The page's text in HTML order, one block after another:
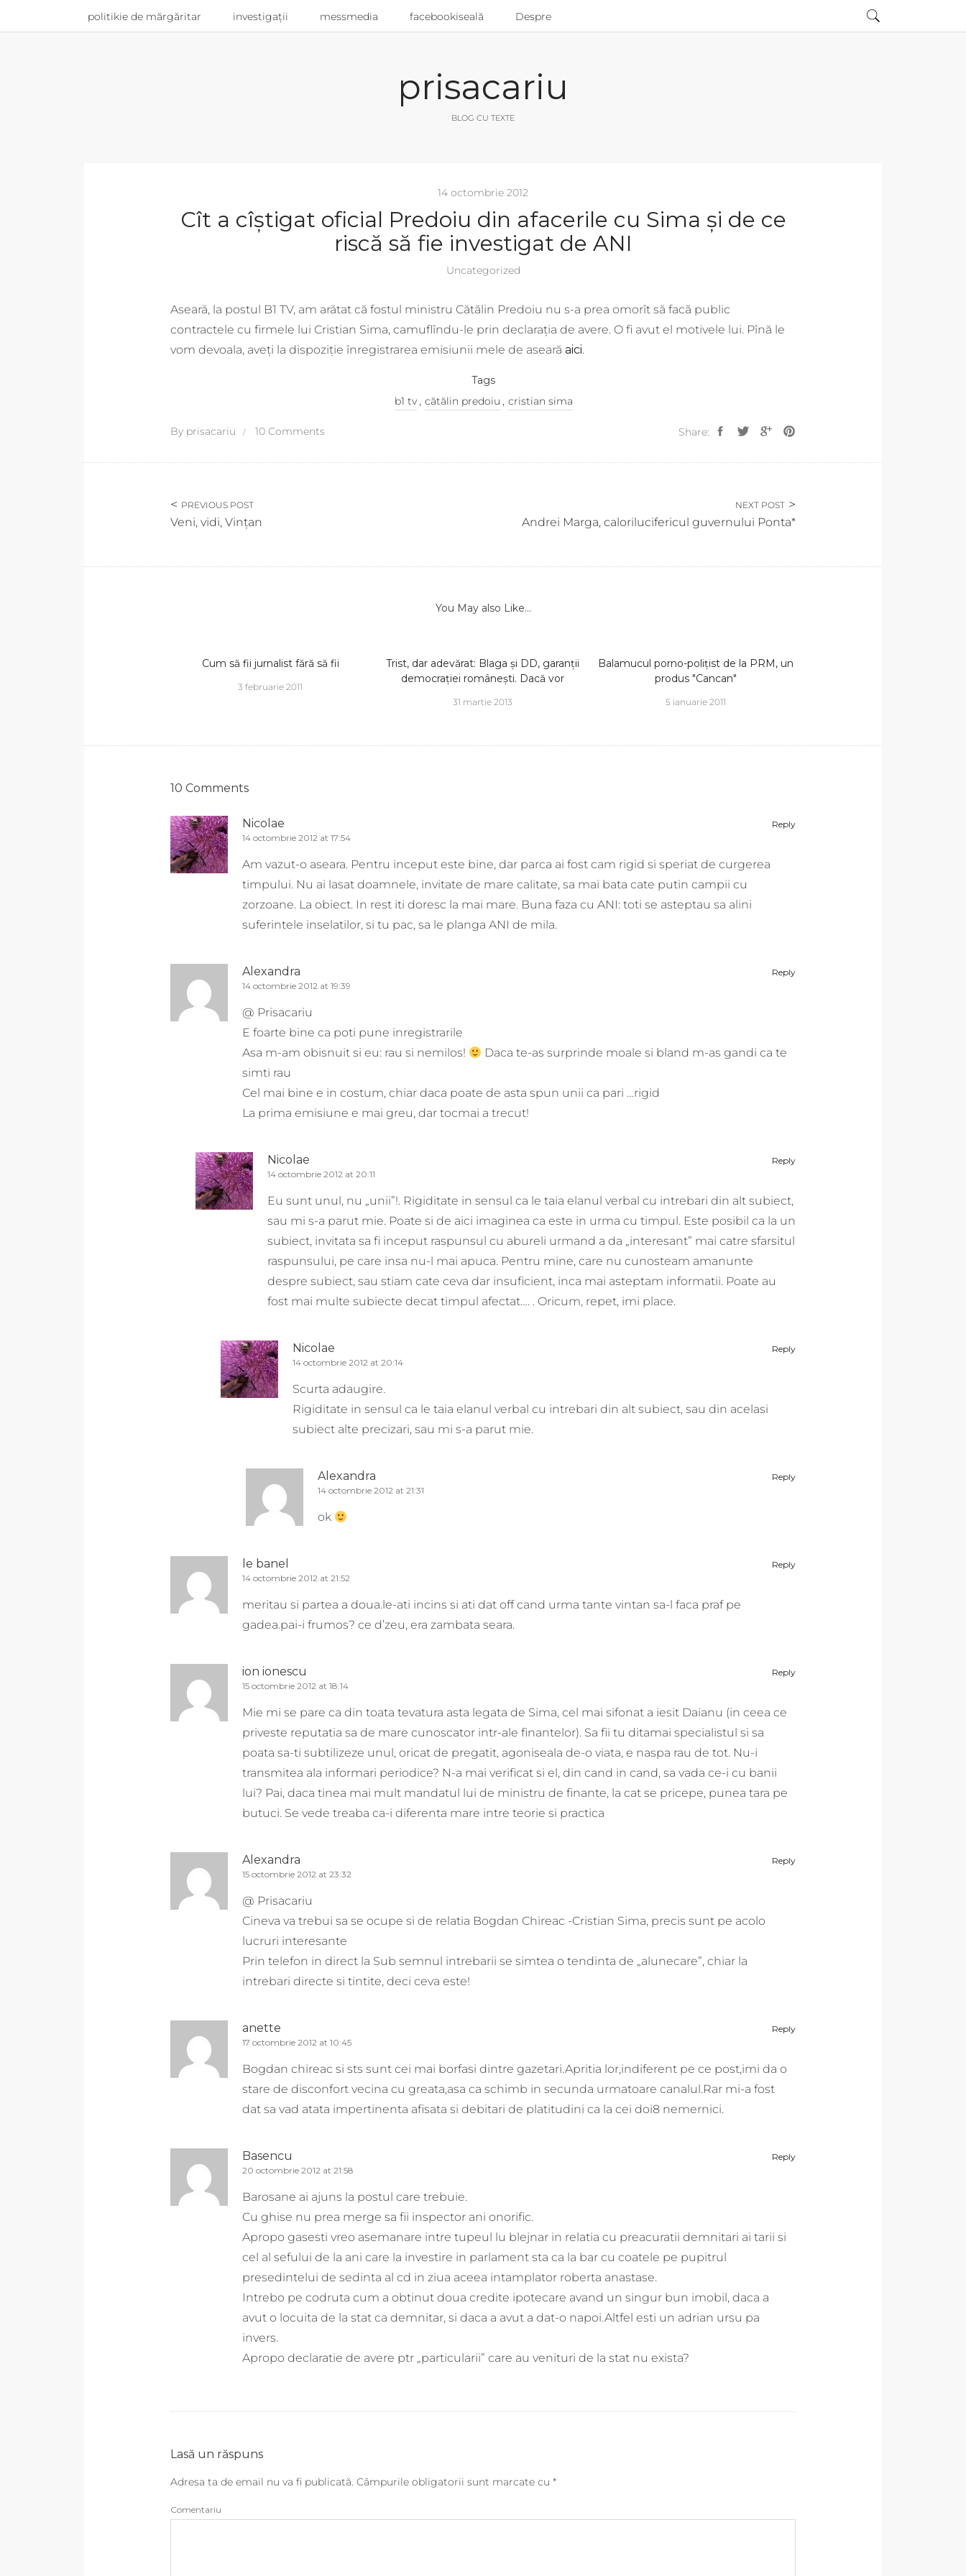
politikie de mărgăritar investigații messmedia facebookiseală Despre
prisacariu
BLOG CU TEXTE
14 octombrie 2012
Cît a cîștigat oficial Predoiu din afacerile cu Sima și de ce
riscă să fie investigat de ANI
Uncategorized
Aseară, la postul B1 TV, am arătat că fostul ministru Cătălin Predoiu nu s-a prea omorît să facă public
contractele cu firmele lui Cristian Sima, camuflîndu-le prin declarația de avere. O fi avut el motivele lui. Pînă le
vom devoala, aveți la dispoziție înregistrarea emisiunii mele de aseară aici.
Tags
b1 tv , cătălin predoiu , cristian sima
By prisacariu 10 Comments Share:
PREVIOUS POST
Veni, vidi, Vințan
NEXT POST
Andrei Marga, calorilucifericul guvernului Ponta*
You May also Like...
Cum să fii jurnalist fără să fii
3 februarie 2011
Trist, dar adevărat: Blaga și DD, garanții
democrației românești. Dacă vor
31 martie 2013
Balamucul porno-polițist de la PRM, un
produs "Cancan"
5 ianuarie 2011
10 Comments
Reply
Nicolae
14 octombrie 2012 at 17:54
Am vazut-o aseara. Pentru inceput este bine, dar parca ai fost cam rigid si speriat de curgerea
timpului. Nu ai lasat doamnele, invitate de mare calitate, sa mai bata cate putin campii cu
zorzoane. La obiect. In rest iti doresc la mai mare. Buna faza cu ANI: toti se asteptau sa alini
suferintele inselatilor, si tu pac, sa le planga ANI de mila.
Reply
Alexandra
14 octombrie 2012 at 19:39
@ Prisacariu
E foarte bine ca poti pune inregistrarile
Asa m-am obisnuit si eu: rau si nemilos!
Daca te-as surprinde moale si bland m-as gandi ca te
simti rau
Cel mai bine e in costum, chiar daca poate de asta spun unii ca pari …rigid
La prima emisiune e mai greu, dar tocmai a trecut!
Reply
Nicolae
14 octombrie 2012 at 20:11
Eu sunt unul, nu „unii”!. Rigiditate in sensul ca le taia elanul verbal cu intrebari din alt subiect,
sau mi s-a parut mie. Poate si de aici imaginea ca este in urma cu timpul. Este posibil ca la un
subiect, invitata sa fi inceput raspunsul cu abureli urmand a da „interesant” mai catre sfarsitul
raspunsului, pe care insa nu-l mai apuca. Pentru mine, care nu cunosteam amanunte
despre subiect, sau stiam cate ceva dar insuficient, inca mai asteptam informatii. Poate au
fost mai multe subiecte decat timpul afectat…. . Oricum, repet, imi place.
Reply
Nicolae
14 octombrie 2012 at 20:14
Scurta adaugire.
Rigiditate in sensul ca le taia elanul verbal cu intrebari din alt subiect, sau din acelasi
subiect alte precizari, sau mi s-a parut mie.
Reply
Alexandra
14 octombrie 2012 at 21:31
ok
Reply
le banel
14 octombrie 2012 at 21:52
meritau si partea a doua.le-ati incins si ati dat off cand urma tante vintan sa-l faca praf pe
gadea.pai-i frumos? ce d’zeu, era zambata seara.
Reply
ion ionescu
15 octombrie 2012 at 18:14
Mie mi se pare ca din toata tevatura asta legata de Sima, cel mai sifonat a iesit Daianu (in ceea ce
priveste reputatia sa de mare cunoscator intr-ale finantelor). Sa fii tu ditamai specialistul si sa
poata sa-ti subtilizeze unul, oricat de pregatit, agoniseala de-o viata, e naspa rau de tot. Nu-i
transmitea ala informari periodice? N-a mai verificat si el, din cand in cand, sa vada ce-i cu banii
lui? Pai, daca tinea mai mult mandatul lui de ministru de finante, la cat se pricepe, punea tara pe
butuci. Se vede treaba ca-i diferenta mare intre teorie si practica
Reply
Alexandra
15 octombrie 2012 at 23:32
@ Prisacariu
Cineva va trebui sa se ocupe si de relatia Bogdan Chireac -Cristian Sima, precis sunt pe acolo
lucruri interesante
Prin telefon in direct la Sub semnul intrebarii se simtea o tendinta de „alunecare”, chiar la
intrebari directe si tintite, deci ceva este!
Reply
anette
17 octombrie 2012 at 10:45
Bogdan chireac si sts sunt cei mai borfasi dintre gazetari.Apritia lor,indiferent pe ce post,imi da o
stare de disconfort vecina cu greata,asa ca schimb in secunda urmatoare canalul.Rar mi-a fost
dat sa vad atata impertinenta afisata si debitari de platitudini ca la cei doi8 nemernici.
Reply
Basencu
20 octombrie 2012 at 21:58
Barosane ai ajuns la postul care trebuie.
Cu ghise nu prea merge sa fii inspector ani onorific.
Apropo gasesti vreo asemanare intre tupeul lu blejnar in relatia cu preacuratii demnitari ai tarii si
cel al sefului de la ani care la investire in parlament sta ca la bar cu coatele pe pupitrul
presedintelui de sedinta al cd in ziua aceea intamplator roberta anastase.
Intrebo pe codruta cum a obtinut doua credite ipotecare avand un singur bun imobil, daca a
avut o locuita de la stat ca demnitar, si daca a avut a dat-o napoi.Altfel esti un adrian ursu pa
invers.
Apropo declaratie de avere ptr „particularii” care au venituri de la stat nu exista?
Lasă un răspuns
Adresa ta de email nu va fi publicată. Câmpurile obligatorii sunt marcate cu *
Comentariu